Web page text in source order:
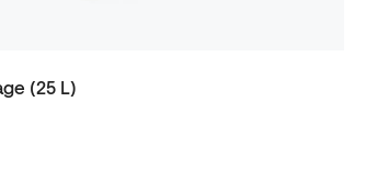
(25 L)